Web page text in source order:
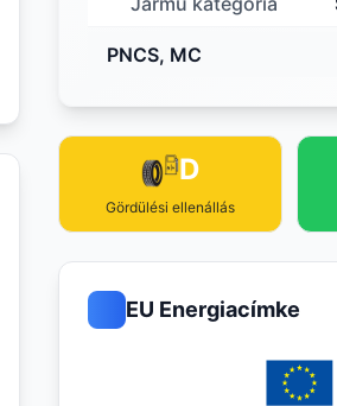
PNCS, MC
D
Gördülési ellenállás
EU Energiacímke